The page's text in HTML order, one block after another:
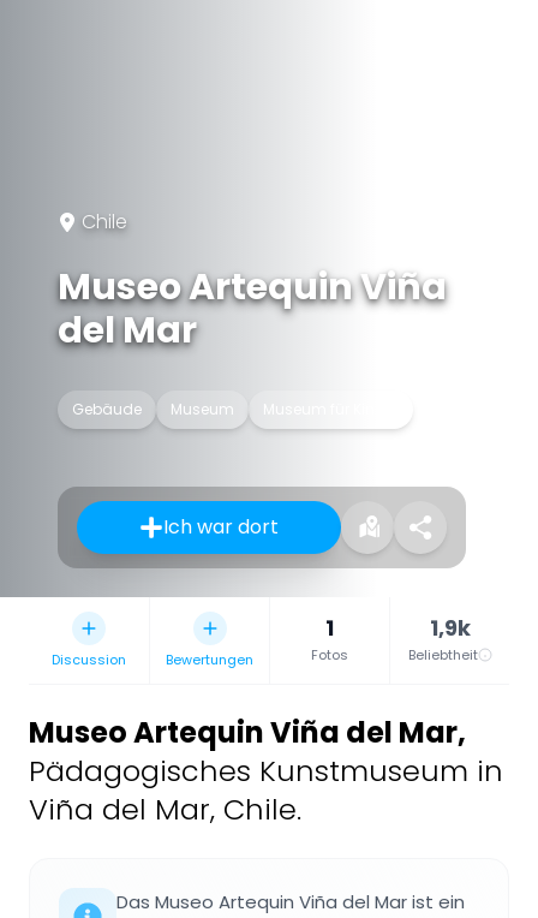
Chile
Museo Artequin Viña
del Mar
Gebäude Museum Museum für Kinder
Ich war dort
Discussion Bewertungen
1
Fotos
1,9k
Beliebtheit
Museo Artequin Viña del Mar,
Pädagogisches Kunstmuseum in
Viña del Mar, Chile.
Das Museo Artequin Viña del Mar ist ein